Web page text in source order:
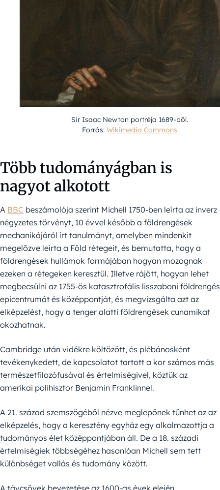
Sir Isaac Newton portréja 1689-ből.
Forrás: Wikimedia Commons
Több tudományágban is
nagyot alkotott
A BBC beszámolója szerint Michell 1750-ben leírta az inverz
négyzetes törvényt, 10 évvel később a földrengések
mechanikájáról írt tanulmányt, amelyben mindenkit
megelőzve leírta a Föld rétegeit, és bemutatta, hogy a
földrengések hullámok formájában hogyan mozognak
ezeken a rétegeken keresztül. Illetve rájött, hogyan lehet
megbecsülni az 1755-ös katasztrofális lisszaboni földrengés
epicentrumát és középpontját, és megvizsgálta azt az
elképzelést, hogy a tenger alatti földrengések cunamikat
okozhatnak.
Cambridge után vidékre költözött, és plébánosként
tevékenykedett, de kapcsolatot tartott a kor számos más
természetfilozófusával és értelmiségivel, köztük az
amerikai polihisztor Benjamin Franklinnel.
A 21. század szemszögéből nézve meglepőnek tűnhet az az
elképzelés, hogy a keresztény egyház egy alkalmazottja a
tudományos élet középpontjában áll. De a 18. századi
értelmiségiek többségéhez hasonlóan Michell sem tett
különbséget vallás és tudomány között.